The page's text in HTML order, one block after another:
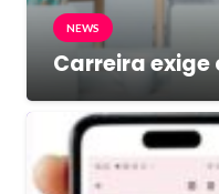
NEWS
Carreira